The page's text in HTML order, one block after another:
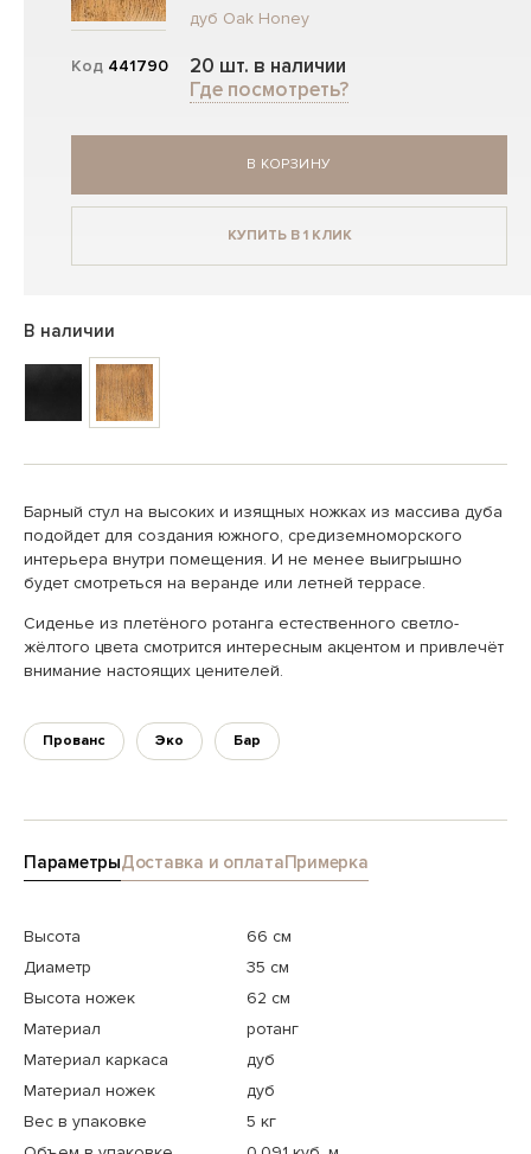
Код 441790
дуб Oak Honey
20 шт. в наличии
Где посмотреть?
В КОРЗИНУ
КУПИТЬ В 1 КЛИК
В наличии
Барный стул на высоких и изящных ножках из массива дуба
подойдет для создания южного, средиземноморского
интерьера внутри помещения. И не менее выигрышно
будет смотреться на веранде или летней террасе.
Сиденье из плетёного ротанга естественного светло-
жёлтого цвета смотрится интересным акцентом и привлечёт
внимание настоящих ценителей.
Прованс Эко Бар
ПараметрыДоставка и оплатаПримерка
Высота
66 см
Диаметр
35 см
Высота ножек
62 см
Материал
ротанг
Материал каркаса
дуб
Материал ножек
дуб
Вес в упаковке
5 кг